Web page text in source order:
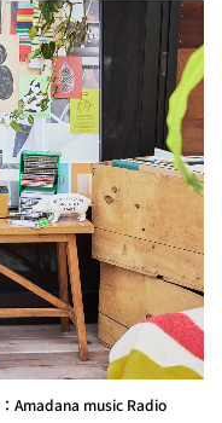
Amadana music Radio